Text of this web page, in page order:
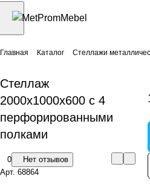
Главная Каталог Стеллажи
Стеллаж
2000x1000x600 с 4
перфорированными
полками
0
Нет отзывов
Арт. 68864